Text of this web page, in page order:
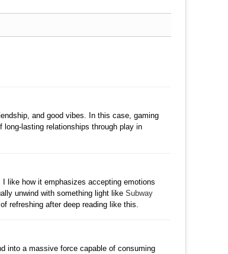
and good vibes. In this case, gaming
lasting relationships through play in
like how it emphasizes accepting emotions
unwind with something light like Subway
refreshing after deep reading like this.
into a massive force capable of consuming